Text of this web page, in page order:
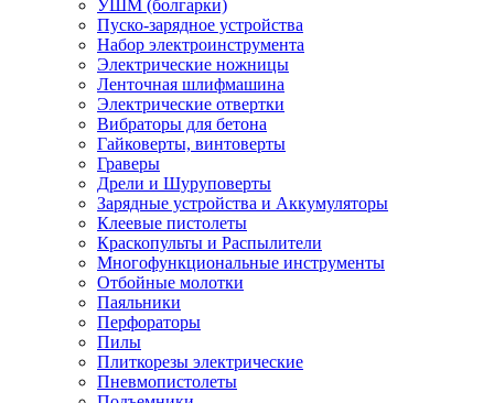
УШМ (болгарки)
Пуско-зарядное устройства
Набор электроинструмента
Электрические ножницы
Ленточная шлифмашина
Электрические отвертки
Вибраторы для бетона
Гайковерты, винтоверты
Граверы
Дрели и Шуруповерты
Зарядные устройства и Аккумуляторы
Клеевые пистолеты
Краскопульты и Распылители
Многофункциональные инструменты
Отбойные молотки
Паяльники
Перфораторы
Пилы
Плиткорезы электрические
Пневмопистолеты